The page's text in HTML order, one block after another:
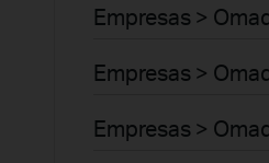
Empresas >
Empresas >
Empresas >